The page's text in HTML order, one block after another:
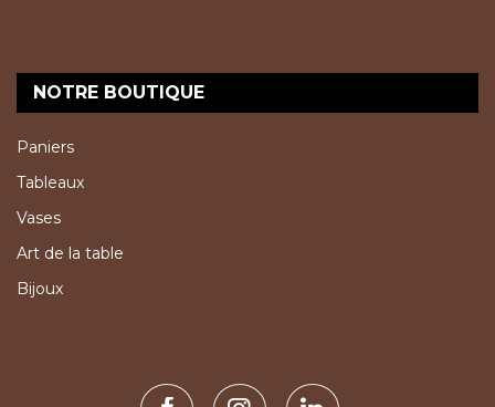
NOTRE BOUTIQUE
Paniers
Tableaux
Vases
Art de la table
Bijoux